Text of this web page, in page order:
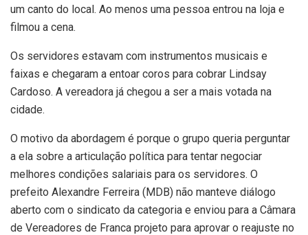
um canto do local. Ao menos uma pessoa entrou na loja e
filmou a cena.
Os servidores estavam com instrumentos musicais e
faixas e chegaram a entoar coros para cobrar Lindsay
Cardoso. A vereadora já chegou a ser a mais votada na
cidade.
O motivo da abordagem é porque o grupo queria perguntar
a ela sobre a articulação política para tentar negociar
melhores condições salariais para os servidores. O
prefeito Alexandre Ferreira (MDB) não manteve diálogo
aberto com o sindicato da categoria e enviou para a Câmara
de Vereadores de Franca projeto para aprovar o reajuste no